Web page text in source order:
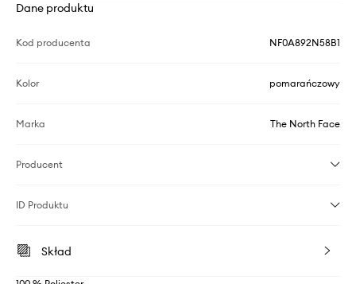
Dane produktu
Kod producenta NF0A892N58B1
Kolor pomarańczowy
Marka The North Face
Producent
ID Produktu
Skład